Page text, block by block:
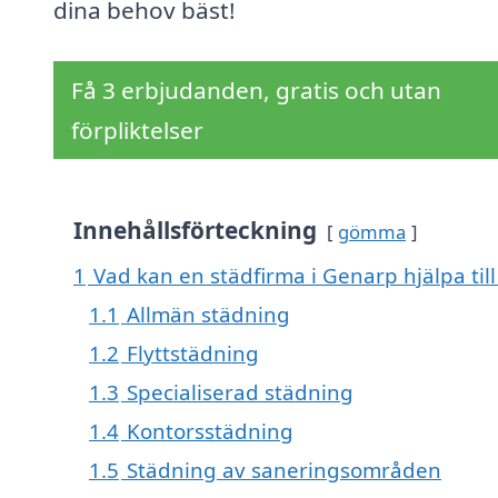
dina behov bäst!
Få 3 erbjudanden, gratis och utan
förpliktelser
Innehållsförteckning gömma
1 Vad kan en städfirma i Genarp hjälpa
1.1 Allmän städning
1.2 Flyttstädning
1.3 Specialiserad städning
1.4 Kontorsstädning
1.5 Städning av saneringsområden